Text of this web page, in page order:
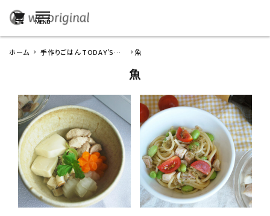
shopping_cart
ホーム
手作りごはん TODAY'S
魚
魚